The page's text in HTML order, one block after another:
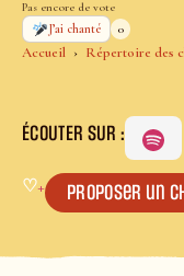
Accueil Répertoire des
Pas encore de vote
J’ai chanté
0
ÉCOUTER SUR :
♡+ Proposer un